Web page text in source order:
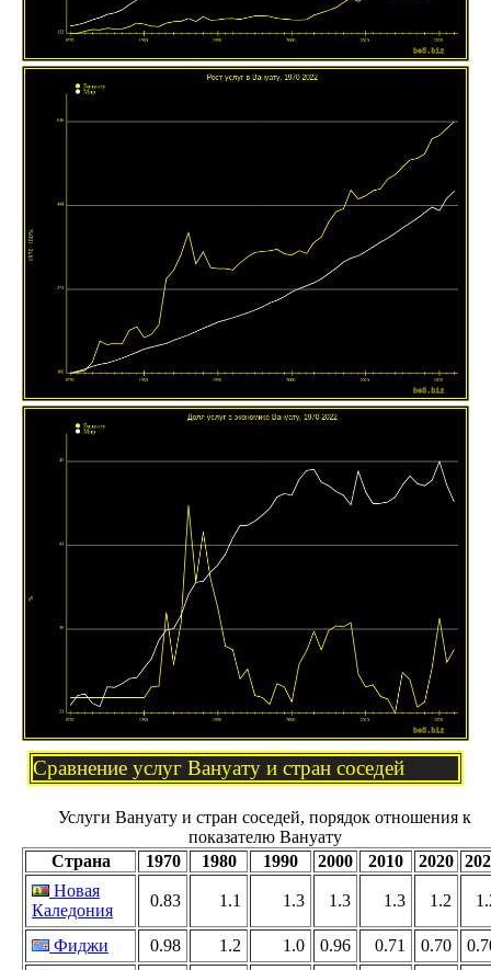
Сравнение услуг Вануату и стран соседей
Услуги Вануату и стран соседей, порядок отношения к
показателю Вануату
Страна
1970 1980 1990 2000 2010 2020
Новая
Каледония
0.83 1.1 1.3 1.3 1.3 1.2
Фиджи 0.98 1.2 1.0 0.96 0.71 0.70